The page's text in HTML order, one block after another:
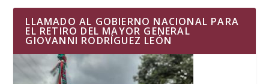
LLAMADO AL GOBIERNO NACIONAL PARA
EL RETIRO DEL MAYOR GENERAL
GIOVANNI RODRÍGUEZ LEÓN